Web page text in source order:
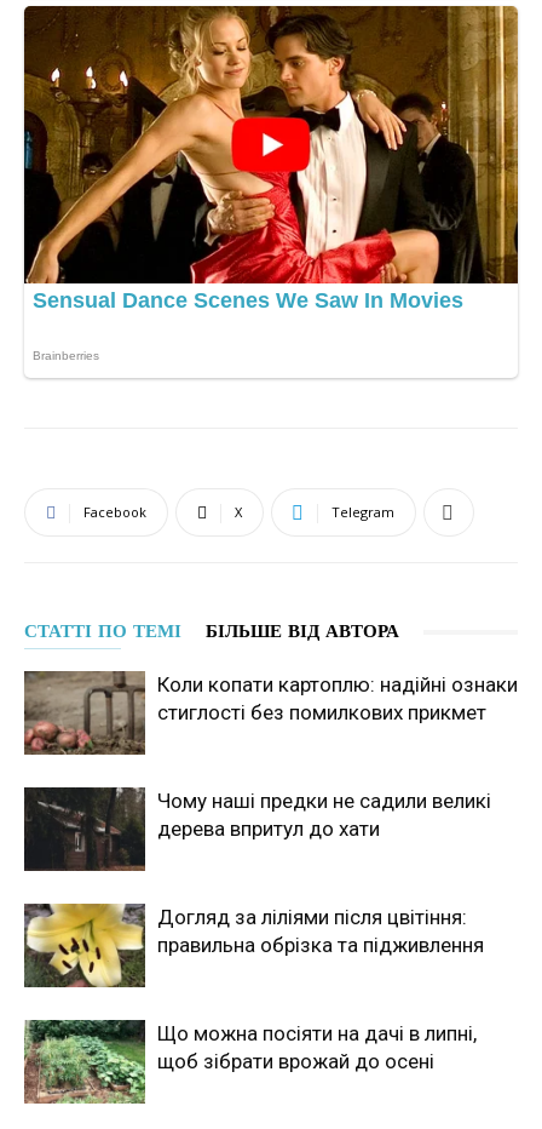
Facebook X Telegram
СТАТТІ ПО ТЕМІ БІЛЬШЕ ВІД АВТОРА
Коли копати картоплю: надійні ознаки
стиглості без помилкових прикмет
Чому наші предки не садили великі
дерева впритул до хати
Догляд за ліліями після цвітіння:
правильна обрізка та підживлення
Що можна посіяти на дачі в липні,
щоб зібрати врожай до осені